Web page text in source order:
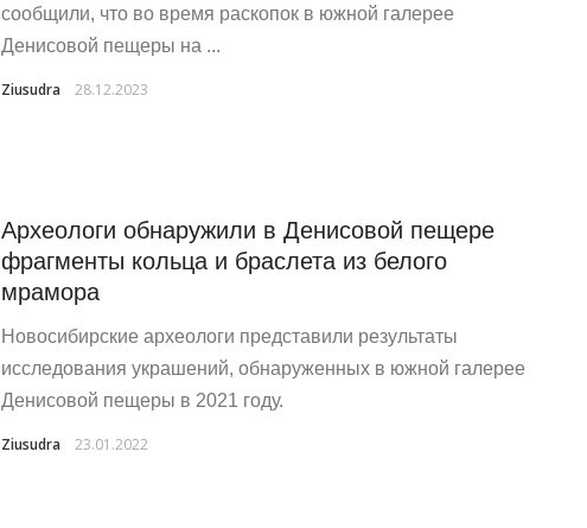
сообщили, что во время раскопок в южной галерее
Денисовой пещеры на ...
Ziusudra 28.12.2023
Археологи обнаружили в Денисовой пещере
фрагменты кольца и браслета из белого
мрамора
Новосибирские археологи представили результаты
исследования украшений, обнаруженных в южной галерее
Денисовой пещеры в 2021 году.
Ziusudra 23.01.2022